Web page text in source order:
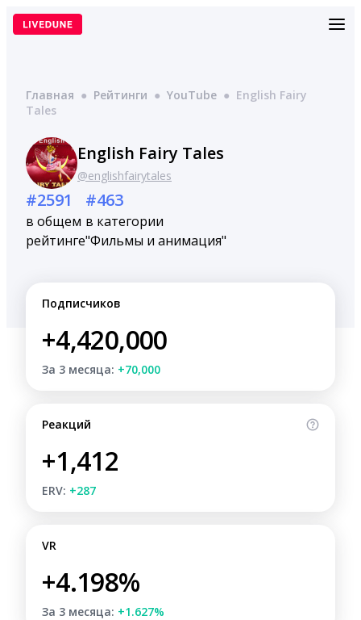
Перейти
Главная ● Рейтинги ● YouTube ● English Fairy
Tales
English Fairy Tales
@englishfairytales
#2591
в общем
рейтинге
#463
в категории
"Фильмы и анимация"
Подписчиков
+4,420,000
За 3 месяца: +70,000
Реакций
+1,412
ERV: +287
VR
+4.198%
За 3 месяца: +1.627%